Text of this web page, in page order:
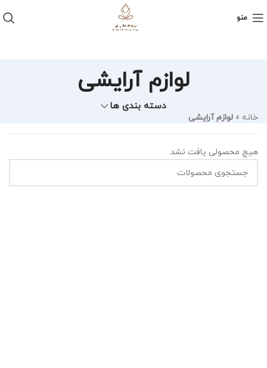
منو
لوازم آرایشی
دسته بندی ها
خانه » لوازم آرایشی
هیچ محصولی یافت نشد.